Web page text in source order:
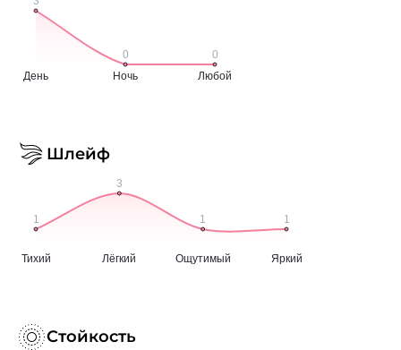
Шлейф
Стойкость